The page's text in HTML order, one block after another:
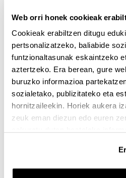
Web orri honek cookieak
Cookieak erabiltzen ditugu
pertsonalizatzeko, baliabide
funtzionaltasunak eskaintzeko
aztertzeko. Era berean, gure
buruzko informazioa
sozialetako, publizitateko eta
hornitzaileekin. Horiek aukera
zeuk eman diezun edo euren
DIAZ BALERDI, IGNACIO
ETXEPARE IGIÑIZ, LAUREN
GARCIA IÑAÑEZ, JAVIER
GOMEZ GENUA, MARIA
GONZALEZ QUINTIAL,
HERNANDEZ
LIZUNDIA URANGA, IÑIGO